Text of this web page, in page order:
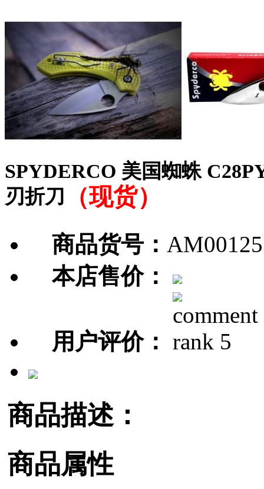
SPYDERCO 美国蜘蛛
刃折刀
（现货）
商品货号：
本店售价：
用户评价：
商品描述：
商品属性